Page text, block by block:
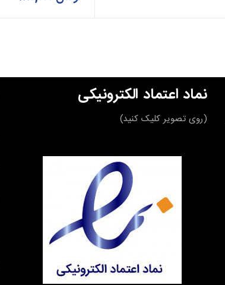
نماد اعتماد الکترونیکی
(روی تصویر کلیک کنید)